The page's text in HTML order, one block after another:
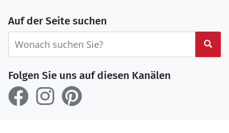
Auf der Seite suchen
Folgen Sie uns auf diesen Kanälen